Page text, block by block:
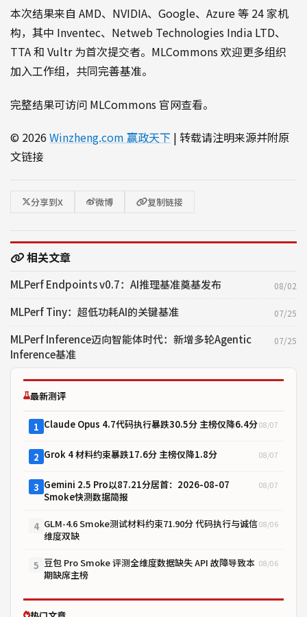
本次结果来自 AMD、NVIDIA、Google、Azure 等 24 家机
构，其中 Inventec、Netweb Technologies India LTD、
TTA 和 Vultr 为首次提交者。MLCommons 欢迎更多组织
加入工作组，共同完善基准。
完整结果可访问 MLCommons 官网查看。
© 2026 Winzheng.com 赢政天下 | 转载请注明来源并附原
文链接
分享到X 微博 复制链接
相关文章
MLPerf Endpoints v0.7：AI推理基准奠基发布 08/02
MLPerf Tiny：超低功耗AI的关键基准 07/25
MLPerf Inference迈向智能体时代：新增多轮Agentic
Inference基准
07/25
最新测评
1 Claude Opus 4.7代码执行暴跌30.5分 主榜仅降6.4分08/07
2 Grok 4 材料约束暴跌17.6分 主榜仅降1.8分 08/07
3 Gemini 2.5 Pro以87.21分居首：2026-08-07
Smoke快测数据简报
08/07
4 GLM-4.6 Smoke测试材料约束71.90分 代码执行与诚信
维度双缺
08/06
5 豆包 Pro Smoke 评测全维度数据缺失 API 故障导致本
期缺席主榜
08/06